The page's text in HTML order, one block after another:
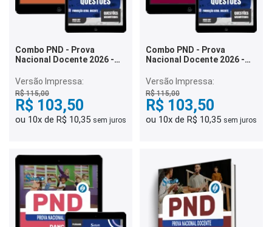
Combo PND - Prova
Nacional Docente 2026 -
Espanhol
Versão Impressa:
R$ 115,00
R$ 103,50
ou 10x de R$ 10,35 sem juros
Combo PND - Prova
Nacional Docente 2026 -
Versão Impressa:
R$ 115,00
R$ 103,50
ou 10x de R$ 10,35 sem juros